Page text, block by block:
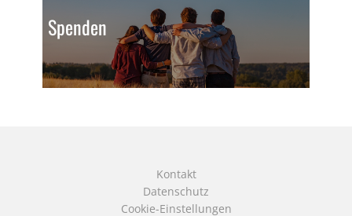
Spenden
Kontakt
Datenschutz
Cookie-Einstellungen